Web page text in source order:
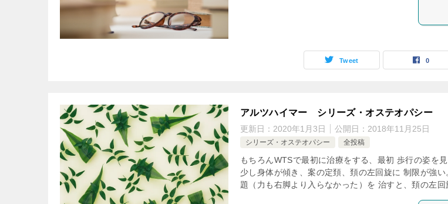
Tweet 0
アルツハイマー シリーズ・オステオパシー
更新日： 2020年1月3日 公開日： 2018年11月25日
シリーズ・オステオパシー 全投稿
もちろんWTSで最初に治療をする、最初 歩行の姿を
少し身体が傾き、案の定頚、頚の左回旋に 制限が強
題（力も右脚より入らなかった）を 治すと、頚の左